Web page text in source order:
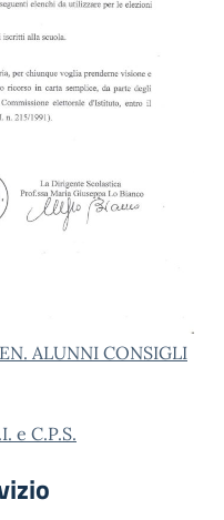
ALUNNI CONSIGLI
e C.P.S.